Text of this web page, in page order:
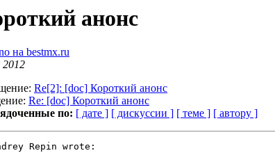
анонс
на bestmx.ru
Re[2]: [doc] Короткий анонс
Re: [doc] Короткий анонс
по: [ дате ] [ дискуссии ] [ теме ] [ автору ]
Repin wrote: